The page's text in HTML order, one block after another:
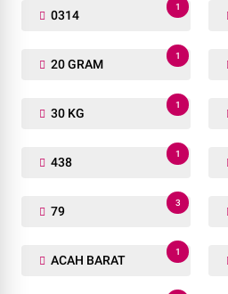
0314
1
20 GRAM
1
30 KG
1
438
1
79
3
ACAH BARAT
1